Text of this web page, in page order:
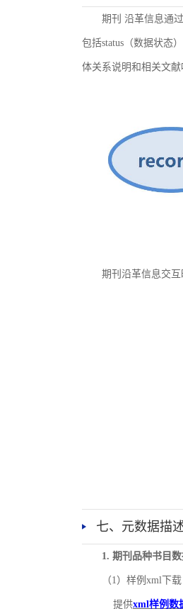
期刊 沿革信息通
包括status（数据状态
体关系说明和相关文
期刊沿革信息交
七、元数据描
1. 期刊品种书目
（1）样例xml下载
提供xml样例数